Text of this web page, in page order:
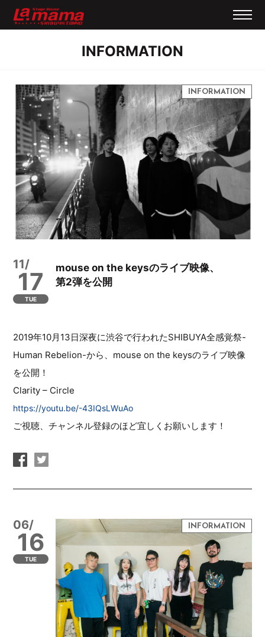
INFORMATION
11/
17
TUE
mouse on the keysのライブ映像、
第2弾を公開
2019年10月13日深夜に渋谷で行われたSHIBUYA全感覚祭-
Human Rebelion-から、mouse on the keysのライブ映像
を公開！
Clarity – Circle
https://youtu.be/-43IQsLWuAo
ご視聴、チャンネル登録のほど宜しくお願いします！
06/
16
TUE